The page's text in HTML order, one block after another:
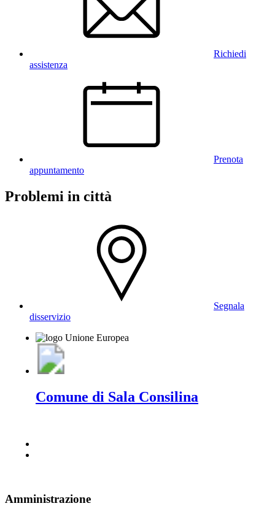
Richiedi
assistenza
Prenota
appuntamento
Problemi in città
Segnala
disservizio
Comune di Sala Consilina
Amministrazione